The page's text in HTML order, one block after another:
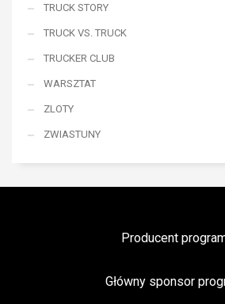
TRUCK STORY
TRUCK VS. TRUCK
TRUCKER CLUB
WARSZTAT
ZLOTY
ZWIASTUNY
Producent
Główny sponsor